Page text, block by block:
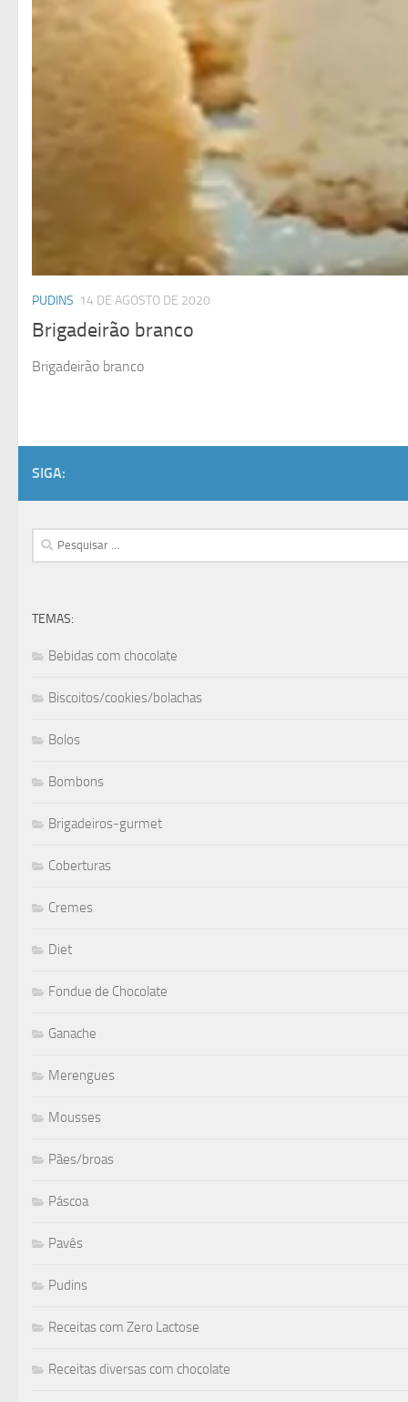
PUDINS 14 DE AGOSTO DE 2020
Brigadeirão branco
Brigadeirão branco
SIGA:
Pesquisar
por:
TEMAS:
Bebidas com chocolate
Biscoitos/cookies/bolachas
Bolos
Bombons
Brigadeiros-gurmet
Coberturas
Cremes
Diet
Fondue de Chocolate
Ganache
Merengues
Mousses
Pães/broas
Páscoa
Pavês
Pudins
Receitas com Zero Lactose
Receitas diversas com chocolate